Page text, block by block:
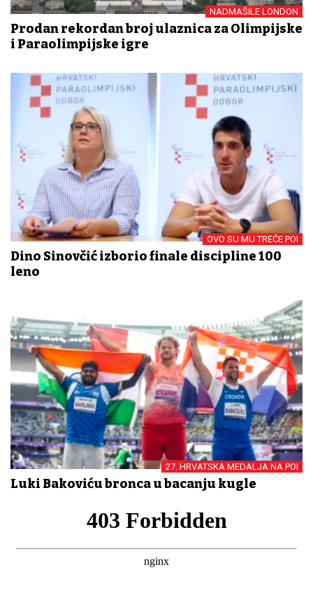
NADMAŠILE LONDON
Prodan rekordan broj ulaznica za Olimpijske
i Paraolimpijske igre
OVO SU MU TREĆE POI
Dino Sinovčić izborio finale discipline 100
leđno
27. HRVATSKA MEDALJA NA POI
Luki Bakoviću bronca u bacanju kugle